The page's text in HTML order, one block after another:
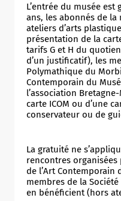
L’entrée du musée
ans, les abonnés de la
ateliers d’arts
présentation de la
tarifs G et H du
d’un justificatif), les
Polymathique du
Contemporain du
l’association
carte ICOM ou d’une
conservateur ou de
La gratuité ne
rencontres organisées
de l’Art Contemporain
membres de la
en bénéficient (hors